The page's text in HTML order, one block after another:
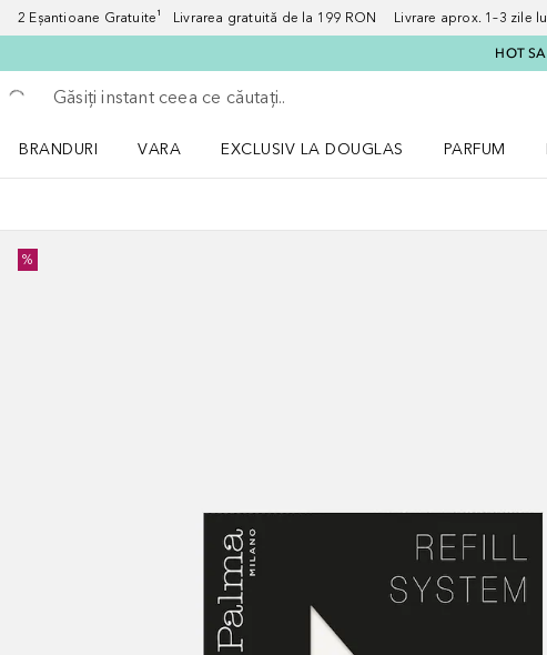
2 Eșantioane Gratuite¹ Livrarea gratuită de la 199 RON Livrare aprox. 1–3 zile
HOT
Înapoi
Executați căutarea
BRANDURI
VARA
EXCLUSIV LA DOUGLAS
PARFUM
%